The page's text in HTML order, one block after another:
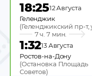
18:2512 Августа
Геленджик
(Геленджикский пр-т,
7 ч. 7 мин.
1:3213 Августа
Ростов-на-Дону
(Остановка Площадь
Советов)